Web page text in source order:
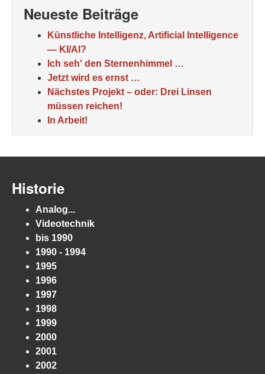
Neueste Beiträge
Künstliche Intelligenz, Artificial Intelligence
— KI/AI?
Ich seh' den Sternenhimmel …
Jetzt wird es ernst …
Nächstes Projekt – oder: Drei Linsen
müssen reichen!
In Arbeit!
Historie
Analog...
Videotechnik
bis 1990
1990 - 1994
1995
1996
1997
1998
1999
2000
2001
2002